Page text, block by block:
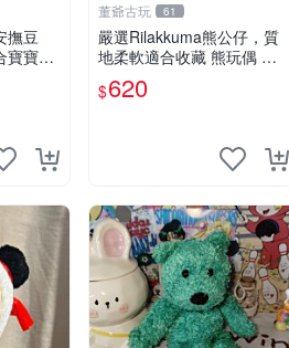
撫豆
寶寶安
牛皮
董爺古玩 61
嚴選Rilakkuma熊公仔，質
地柔軟適合收藏 熊玩偶 柔
軟 公仔 收藏
$620